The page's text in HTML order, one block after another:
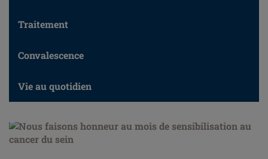
Traitement
Convalescence
Vie au quotidien
Nous faisons honneur au mois de sensibilisation au